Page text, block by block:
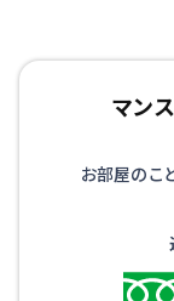
マン
お部屋のこ